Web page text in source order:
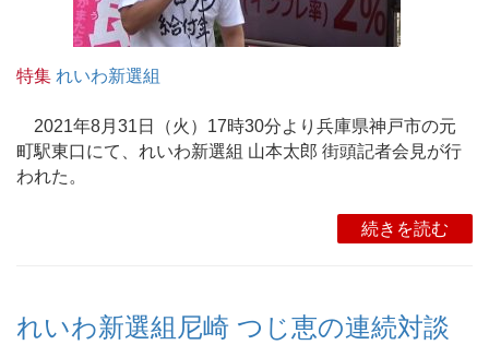
特集 れいわ新選組
2021年8月31日（火）17時30分より兵庫県神戸市の元
町駅東口にて、れいわ新選組 山本太郎 街頭記者会見が行
われた。
続きを読む
れいわ新選組尼崎 つじ恵の連続対談